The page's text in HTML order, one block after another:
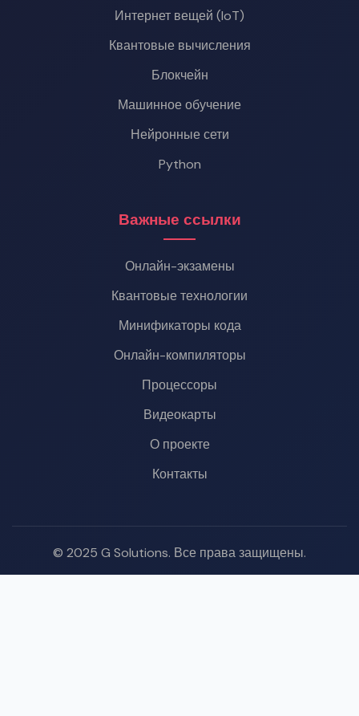
Интернет вещей (IoT)
Квантовые вычисления
Блокчейн
Машинное обучение
Нейронные сети
Python
Важные ссылки
Онлайн-экзамены
Квантовые технологии
Минификаторы кода
Онлайн-компиляторы
Процессоры
Видеокарты
О проекте
Контакты
© 2025 G Solutions. Все права защищены.